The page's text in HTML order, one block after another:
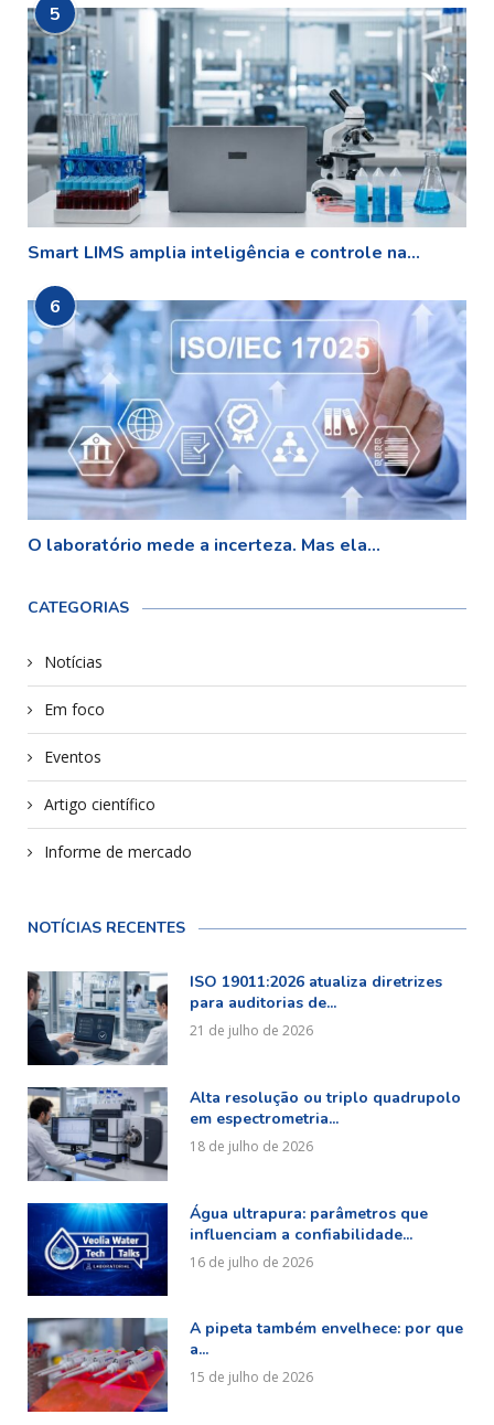
5
Smart LIMS amplia inteligência e controle na...
6
O laboratório mede a incerteza. Mas ela...
CATEGORIAS
Notícias
Em foco
Eventos
Artigo científico
Informe de mercado
NOTÍCIAS RECENTES
ISO 19011:2026 atualiza diretrizes
para auditorias de...
21 de julho de 2026
Alta resolução ou triplo quadrupolo
em espectrometria...
18 de julho de 2026
Água ultrapura: parâmetros que
influenciam a confiabilidade...
16 de julho de 2026
A pipeta também envelhece: por que
a...
15 de julho de 2026